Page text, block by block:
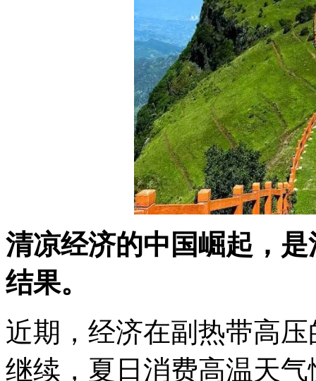
清凉经济的中国崛起，
结果。
近期，经济在副热带高
继续，夏日消费高温天